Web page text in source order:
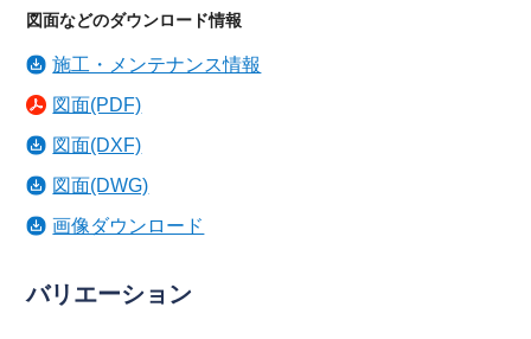
図面などのダウンロード情報
施工・メンテナンス情報
図面(PDF)
図面(DXF)
図面(DWG)
画像ダウンロード
バリエーション